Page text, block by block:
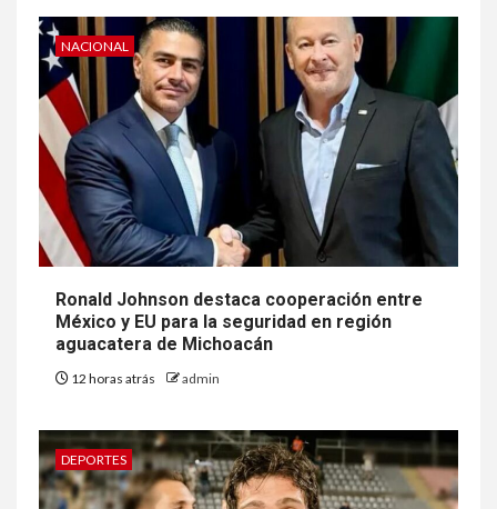
NACIONAL
Ronald Johnson destaca cooperación entre
México y EU para la seguridad en región
aguacatera de Michoacán
12 horas atrás admin
DEPORTES